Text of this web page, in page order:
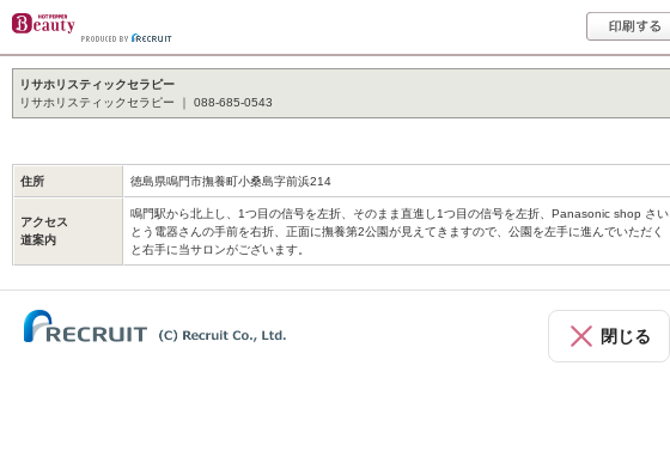
リサホリスティックセラピー
リサホリスティックセラピー ｜ 088-685-0543
住所 徳島県鳴門市撫養町小桑島字前浜214
アクセス
道案内
鳴門駅から北上し、1つ目の信号を左折、そのまま直進し1つ目の信号を左折、Panasonic shop さい
とう電器さんの手前を右折、正面に撫養第2公園が見えてきますので、公園を左手に進んでいただく
と右手に当サロンがございます。
閉じる